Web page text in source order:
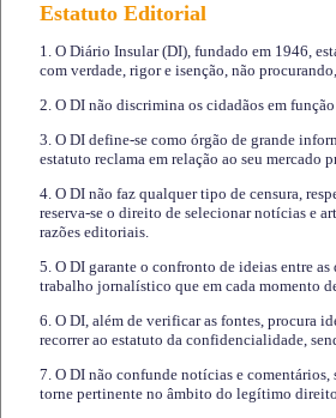
Estatuto Editorial
1. O Diário Insular (DI), fundado em 1946,
com verdade, rigor e isenção, não
2. O DI não discrimina os cidadãos em
3. O DI define-se como órgão de grande
estatuto reclama em relação ao seu mercado
4. O DI não faz qualquer tipo de censura,
reserva-se o direito de selecionar notícias e
razões editoriais.
5. O DI garante o confronto de ideias entre
trabalho jornalístico que em cada momento
6. O DI, além de verificar as fontes, procura
recorrer ao estatuto da confidencialidade,
7. O DI não confunde notícias e
torne pertinente no âmbito do legítimo